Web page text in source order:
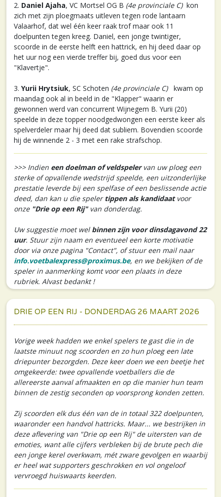
2. Daniel Ajaha, VC Mortsel OG B (4e provinciale C)kon
zich met zijn ploegmaats uitleven tegen rode lantaarn
Valaarhof, dat wel één keer raak trof maar ook 11
doelpunten tegen kreeg. Daniel, een jonge twintiger,
scoorde in de eerste helft een hattrick, en hij deed daar op
het uur nog een vierde treffer bij, goed dus voor een
"Klavertje".
3. Yurii Hrytsiuk, SC Schoten (4e provinciale C)kwam op
maandag ook al in beeld in de "Klapper" waarin er
gewonnen werd van concurrent Wijnegem B. Yurii (20)
speelde in deze topper noodgedwongen een eerste keer als
spelverdeler maar hij deed dat subliem. Bovendien scoorde
hij de winnende 2 - 3 met een rake strafschop.
>>> Indien een doelman of veldspelervan uw ploeg een
sterke of opvallende wedstrijd speelde, een uitzonderlijke
prestatie leverde bij een spelfase of een beslissende actie
deed, dan kan u die spelertippen als kandidaatvoor
onze "Drie op een Rij"van donderdag.
Uw suggestie moet wel binnen zijn voor dinsdagavond 22
uur. Stuur zijn naam en eventueel een korte motivatie
door via onze pagina "Contact", of stuur een mail naar
info.voetbalexpress@proximus.be, en we bekijken of de
speler in aanmerking komt voor een plaats in deze
rubriek. Alvast bedankt !
DRIE OP EEN RIJ - DONDERDAG 26 MAART 2026
Vorige week hadden we enkel spelers te gast die in de
laatste minuut nog scoorden en zo hun ploeg een late
driepunter bezorgden. Deze keer doen we een beetje het
omgekeerde: twee opvallende voetballers die de
allereerste aanval afmaakten en op die manier hun team
binnen de zestig seconden op voorsprong konden zetten.
Zij scoorden elk dus één van de in totaal 322 doelpunten,
waaronder een handvol hattricks. Maar... we bestrijken in
deze aflevering van "Drie op een Rij" de uitersten van de
emoties, want alle cijfers verbleken bij de brute pech die
een jonge kerel overkwam, mét zware gevolgen en waarbij
er heel wat supporters geschrokken en vol ongeloof
vervroegd huiswaarts keerden.